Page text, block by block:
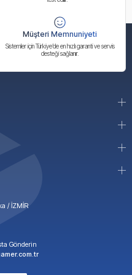
Müşteri Memnuniyeti
Sistemler için Türkiye’de en hızlı garanti ve servis
desteği sağlanır.
/ İZMİR
Gönderin